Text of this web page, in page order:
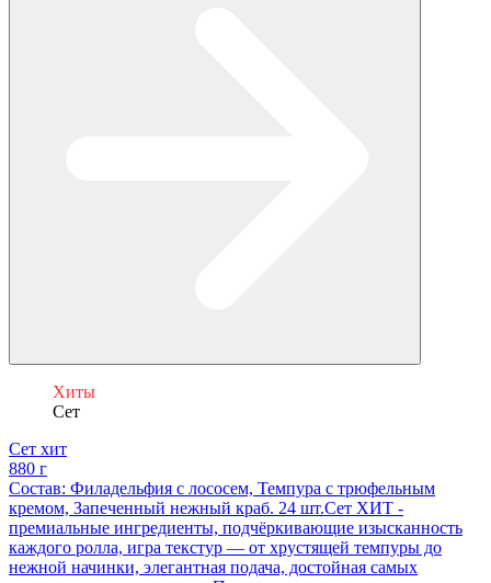
Хиты
Сет
Сет хит
880 г
Состав: Филадельфия с лососем, Темпура с трюфельным
кремом, Запеченный нежный краб. 24 шт.Сет ХИТ -
премиальные ингредиенты, подчёркивающие изысканность
каждого ролла, игра текстур — от хрустящей темпуры до
нежной начинки, элегантная подача, достойная самых